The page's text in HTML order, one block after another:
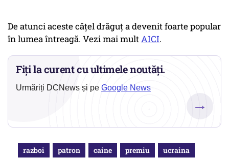
De atunci aceste cățel drăguț a devenit foarte popular
în lumea întreagă. Vezi mai multAICI.
Fiți la curent cu ultimele noutăți.
Urmăriți DCNews și pe Google News
→
razboi patron caine premiu ucraina